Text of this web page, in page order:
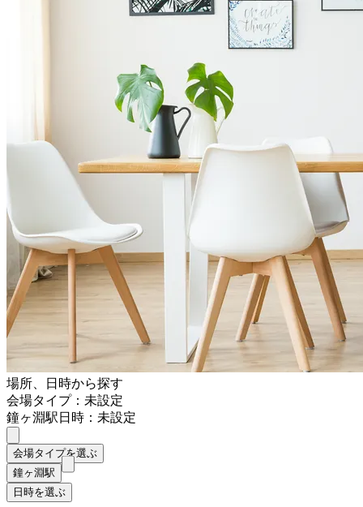
場所、日時から探す
会場タイプ：未設定
鐘ヶ淵駅日時：未設定
会場タイプを選ぶ
鐘ヶ淵駅
日時を選ぶ